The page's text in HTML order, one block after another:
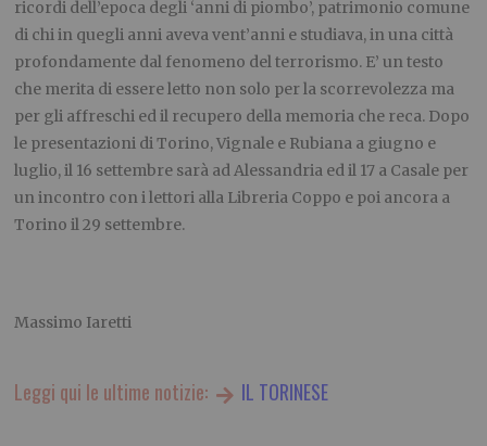
ricordi dell’epoca degli ‘anni di piombo’, patrimonio comune
di chi in quegli anni aveva vent’anni e studiava, in una città
profondamente dal fenomeno del terrorismo. E’ un testo
che merita di essere letto non solo per la scorrevolezza ma
per gli affreschi ed il recupero della memoria che reca. Dopo
le presentazioni di Torino, Vignale e Rubiana a giugno e
luglio, il 16 settembre sarà ad Alessandria ed il 17 a Casale per
un incontro con i lettori alla Libreria Coppo e poi ancora a
Torino il 29 settembre.
Massimo Iaretti
Leggi qui le ultime notizie: IL TORINESE